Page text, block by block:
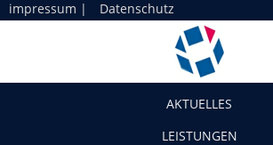
impressum | Datenschutz
AKTUELLES
LEISTUNGEN